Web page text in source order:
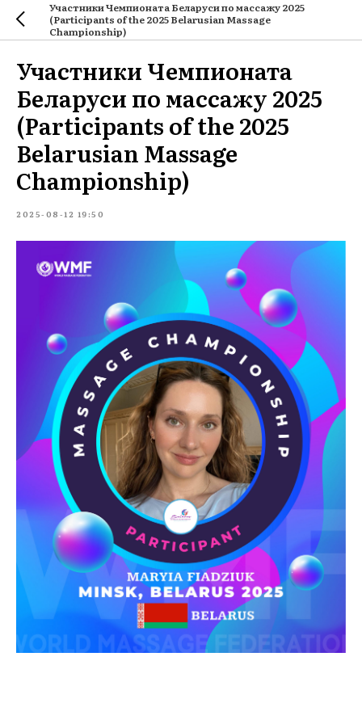
Участники Чемпионата Беларуси по массажу 2025
(Participants of the 2025 Belarusian Massage
Championship)
Участники Чемпионата
Беларуси по массажу 2025
(Participants of the 2025
Belarusian Massage
Championship)
2025-08-12 19:50